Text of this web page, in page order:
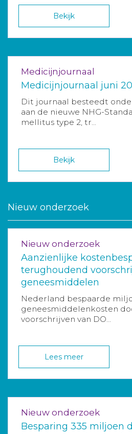
Bekijk
Medicijnjournaal
Medicijnjournaal juni
Dit journaal besteedt
aan de nieuwe NHG-
mellitus type 2, tr...
Bekijk
Nieuw onderzoek
Nieuw onderzoek
Aanzienlijke
terughoudend
geneesmiddelen
Nederland bespaarde
geneesmiddelenkosten
voorschrijven van DO...
Lees meer
Nieuw onderzoek
Besparing 335 miljoen